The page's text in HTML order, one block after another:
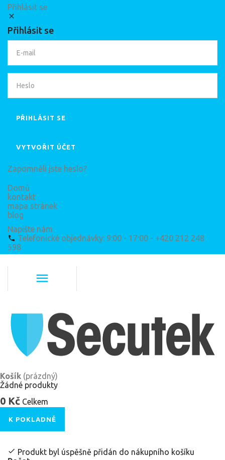
Přihlásit se
Přihlásit se
PŘIHLÁSIT SE
VYTVOŘIT ÚČET
Zapomněli jste heslo?
Domů
kontakt
mapa stránek
blog
Napište nám
Telefonické objednávky: 9:00 - 17:00 - +420 212 248
598
Košík (prázdný)
Žádné produkty
0 Kč Celkem
K POKLADNĚ
Produkt byl úspěšně přidán do nákupního košíku